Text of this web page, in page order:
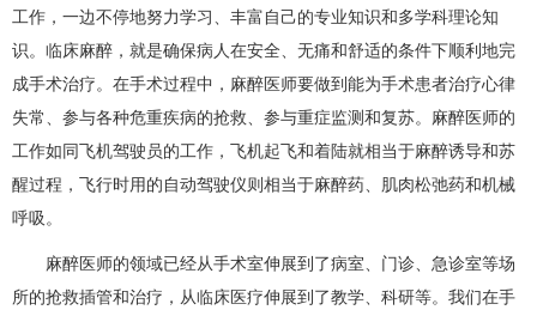
工作，一边不停地努力学习、丰富自己的专业知识和多学科理论知
识。临床麻醉，就是确保病人在安全、无痛和舒适的条件下顺利地完
成手术治疗。在手术过程中，麻醉医师要做到能为手术患者治疗心律
失常、参与各种危重疾病的抢救、参与重症监测和复苏。麻醉医师的
工作如同飞机驾驶员的工作，飞机起飞和着陆就相当于麻醉诱导和苏
醒过程，飞行时用的自动驾驶仪则相当于麻醉药、肌肉松弛药和机械
呼吸。
麻醉医师的领域已经从手术室伸展到了病室、门诊、急诊室等场
所的抢救插管和治疗，从临床医疗伸展到了教学、科研等。我们在手